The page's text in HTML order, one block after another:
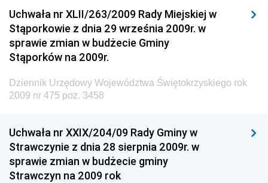
Dziennik Urzędowy Generalnej Dyrekcji Dróg
Krajowych i Autostrad
Dziennik Urzędowy Ministra Środowiska
Dziennik Urzędowy Ministra Edukacji
Dziennik Urzędowy Ministra Przemysłu
Dziennik Urzędowy Ministra Finansów i Gospodarki
Dziennik Urzędowy Ministra do Spraw Unii
Uchwała nr XLII/263/2009 Rady Miejskiej w
Stąporkowie z dnia 29 września 2009r. w
sprawie zmian w budżecie Gminy
Stąporków na 2009r.
Dziennik Urzędowy Województwa Świętokrzyskiego rok
2009 nr 475 poz. 3458
Uchwała nr XXIX/204/09 Rady Gminy w
Strawczynie z dnia 28 sierpnia 2009r. w
sprawie zmian w budżecie gminy
Strawczyn na 2009 rok